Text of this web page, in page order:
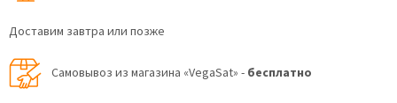
Доставим завтра или позже
Самовывоз из магазина «VegaSat» - бесплатно